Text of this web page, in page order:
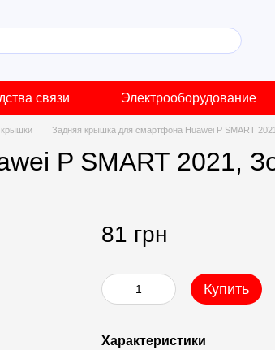
связи Электрооборудование
Задняя крышка для смартфона Huawei P SMART
P SMART 2021,
81 грн
Купить
Характеристики